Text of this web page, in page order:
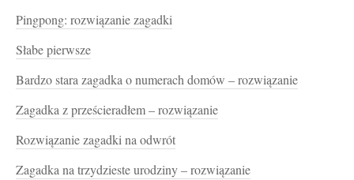
Pingpong: rozwiązanie zagadki
Słabe pierwsze
Bardzo stara zagadka o numerach domów – rozwiązanie
Zagadka z prześcieradłem – rozwiązanie
Rozwiązanie zagadki na odwrót
Zagadka na trzydzieste urodziny – rozwiązanie